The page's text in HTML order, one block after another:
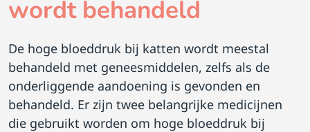
wordt behandeld
De hoge bloeddruk bij katten wordt meestal
behandeld met geneesmiddelen, zelfs als de
onderliggende aandoening is gevonden en
behandeld. Er zijn twee belangrijke medicijnen
die gebruikt worden om hoge bloeddruk bij